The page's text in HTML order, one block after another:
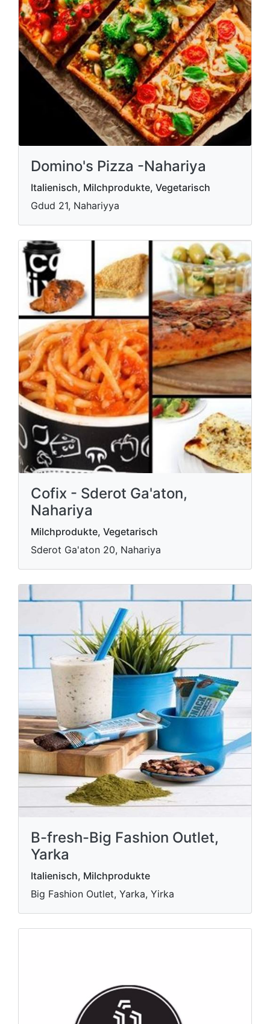
Domino's Pizza -Nahariya
Italienisch, Milchprodukte, Vegetarisch
Gdud 21, Nahariyya
Cofix - Sderot Ga'aton,
Nahariya
Milchprodukte, Vegetarisch
Sderot Ga'aton 20, Nahariya
B-fresh-Big Fashion Outlet,
Yarka
Italienisch, Milchprodukte
Big Fashion Outlet, Yarka, Yirka